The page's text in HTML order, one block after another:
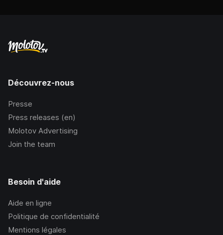
Découvrez-nous
Presse
Press releases (en)
Molotov Advertising
Join the team
Besoin d'aide
Aide en ligne
Politique de confidentialité
Mentions légales